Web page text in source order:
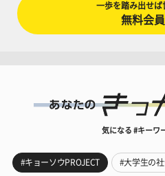
一歩を踏み出せば
無料会
気になる #キーワ
#キョーソウPROJECT #大学生の